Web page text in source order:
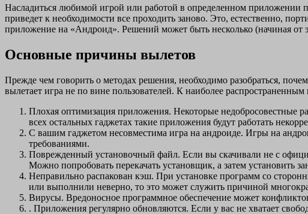
Насладиться любимой игрой или работой в определенном приложении
приведет к необходимости все проходить заново. Это, естественно,
приложение на «Андроид». Решений может быть несколько (начиная от
Основные причины вылетов
Прежде чем говорить о методах решения, необходимо разобраться,
вылетает игра не по вине пользователей. К наиболее распространенным
Плохая оптимизация приложения. Некоторые недобросовестные
всех остальных гаджетах такие приложения будут работать
С вашим гаджетом несовместима игра на андроиде. Игры на
требованиями.
Поврежденный установочный файл. Если вы скачивали не с
Можно попробовать перекачать установщик, а затем установить
Неправильно распакован кэш. При установке программ со
или выполнили неверно, то это может служить причиной
Вирусы. Вредоносное программное обеспечение может
. Приложения регулярно обновляются. Если у вас не хватает